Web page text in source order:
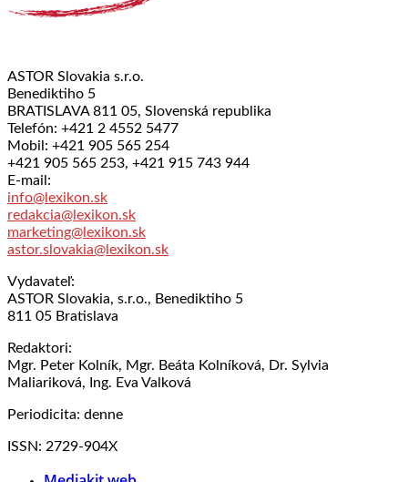
ASTOR Slovakia s.r.o.
Benediktiho 5
BRATISLAVA 811 05, Slovenská republika
Telefón: +421 2 4552 5477
Mobil: +421 905 565 254
+421 905 565 253, +421 915 743 944
E-mail:
info@lexikon.sk
redakcia@lexikon.sk
marketing@lexikon.sk
astor.slovakia@lexikon.sk
Vydavateľ:
ASTOR Slovakia, s.r.o., Benediktiho 5
811 05 Bratislava
Redaktori:
Mgr. Peter Kolník, Mgr. Beáta Kolníková, Dr. Sylvia
Maliariková, Ing. Eva Valková
Periodicita: denne
ISSN: 2729-904X